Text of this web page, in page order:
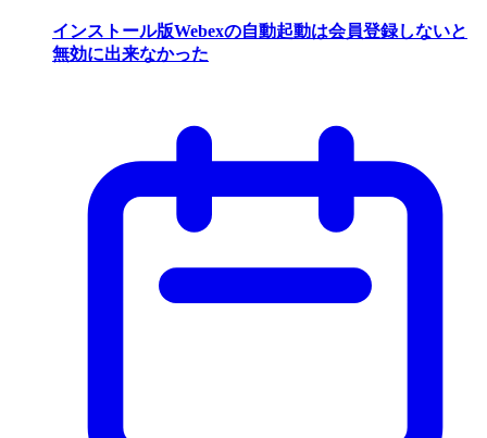
インストール版Webexの自動起動は会員登録しないと
無効に出来なかった